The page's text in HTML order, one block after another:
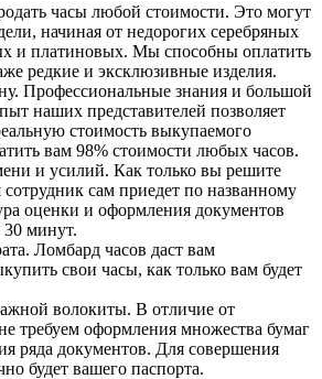
часы любой стоимости. Это могут
начиная от недорогих серебряных
и платиновых. Мы способны оплатить
редкие и эксклюзивные изделия.
Профессиональные знания и большой
наших представителей позволяет
стоимость выкупаемого
вам 98% стоимости любых часов.
и усилий. Как только вы решите
сам приедет по названному
оценки и оформления документов
30 минут.
Ломбард часов даст вам
свои часы, как только вам будет
волокиты. В отличие от
требуем оформления множества бумаг
ряда документов. Для совершения
будет вашего паспорта.